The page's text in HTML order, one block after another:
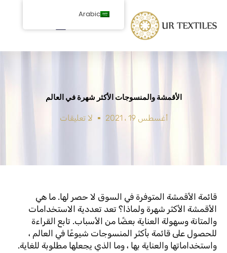
المحتوى
الأقمشة والمنسوجات الأكثر شهرة في العالم
أغسطس 19 ، 2021 لا تعليقات
قائمة الأقمشة المتوفرة في السوق لا حصر لها. ما هي
الأقمشة الأكثر شهرة ولماذا؟ تعد تعددية الاستخدامات
والمتانة وسهولة العناية بعضًا من الأسباب. تابع القراءة
للحصول على قائمة بأكثر المنسوجات شيوعًا في العالم ،
واستخداماتها والعناية بها ، وما الذي يجعلها مطلوبة للغاية.
Arabic